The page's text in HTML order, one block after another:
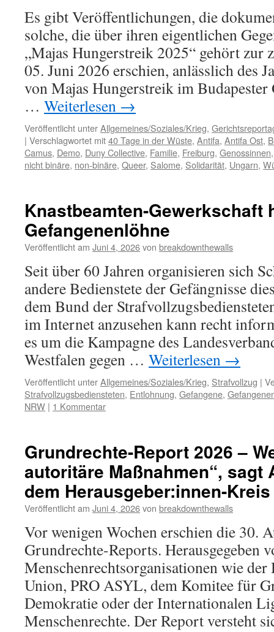
Es gibt Veröffentlichungen, die
solche, die über ihren eigentlichen
„Majas Hungerstreik 2025“ gehört zur
05. Juni 2026 erschien, anlässlich des
von Majas Hungerstreik im Budapester
… Weiterlesen →
Veröffentlicht unterAllgemeines/Soziales/Krieg,
| Verschlagwortet mit40 Tage in der Wüste, Antifa, Antifa Ost,
Camus, Demo, Duny Collective, Familie, Freiburg, Genossinnen
nicht binäre, non-binäre, Queer, Salome, Solidarität, Ungarn,
Knastbeamten-Gewerkschaft
Gefangenenlöhne
Veröffentlicht am Juni 4, 2026von breakdownthewalls
Seit über 60 Jahren organisieren sich
andere Bedienstete der Gefängnisse
dem Bund der
im Internet anzusehen kann recht
es um die Kampagne des
Westfalen gegen … Weiterlesen →
Veröffentlicht unterAllgemeines/Soziales/Krieg, Strafvollzug |
Strafvollzugsbediensteten, Entlohnung, Gefangene,
NRW | 1 Kommentar
Grundrechte-Report 2026 –
autoritäre Maßnahmen“, sagt
dem Herausgeber:innen-Kreis
Veröffentlicht am Juni 4, 2026von breakdownthewalls
Vor wenigen Wochen erschien die 30.
Grundrechte-Reports. Herausgegeben
Menschenrechtsorganisationen wie der
Union, PRO ASYL, dem Komitee für
Demokratie oder der Internationalen
Menschenrechte. Der Report versteht